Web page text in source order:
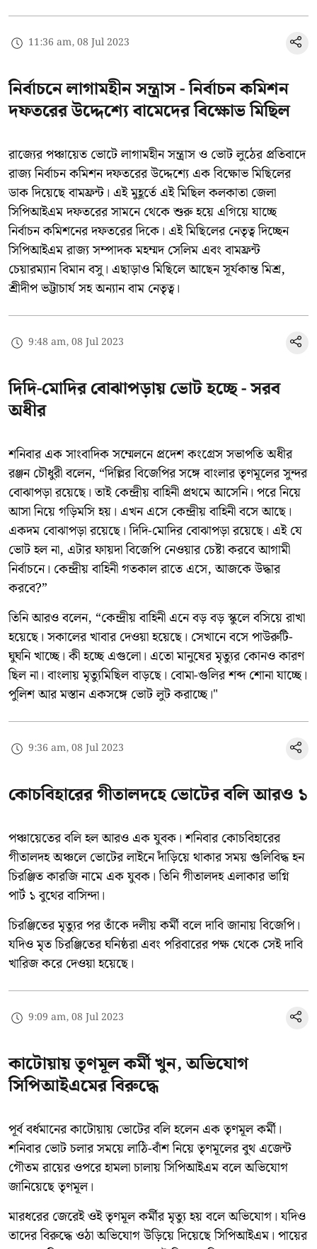
11:36 am, 08 Jul 2023
নির্বাচনে লাগামহীন সন্ত্রাস - নির্বাচন কমিশন
দফতরের উদ্দেশ্যে বামেদের বিক্ষোভ মিছিল
রাজ্যের পঞ্চায়েত ভোটে লাগামহীন সন্ত্রাস ও ভোট লুঠের প্রতিবাদে
রাজ্য নির্বাচন কমিশন দফতরের উদ্দেশ্যে এক বিক্ষোভ মিছিলের
ডাক দিয়েছে বামফ্রন্ট। এই মুহূর্তে এই মিছিল কলকাতা জেলা
সিপিআইএম দফতরের সামনে থেকে শুরু হয়ে এগিয়ে যাচ্ছে
নির্বাচন কমিশনের দফতরের দিকে। এই মিছিলের নেতৃত্ব দিচ্ছেন
সিপিআইএম রাজ্য সম্পাদক মহম্মদ সেলিম এবং বামফ্রন্ট
চেয়ারম্যান বিমান বসু। এছাড়াও মিছিলে আছেন সূর্যকান্ত মিশ্র,
শ্রীদীপ ভট্টাচার্য সহ অন্যান বাম নেতৃত্ব।
9:48 am, 08 Jul 2023
দিদি-মোদির বোঝাপড়ায় ভোট হচ্ছে - সরব
অধীর
শনিবার এক সাংবাদিক সম্মেলনে প্রদেশ কংগ্রেস সভাপতি অধীর
রঞ্জন চৌধুরী বলেন, “দিল্লির বিজেপির সঙ্গে বাংলার তৃণমূলের সুন্দর
বোঝাপড়া রয়েছে। তাই কেন্দ্রীয় বাহিনী প্রথমে আসেনি। পরে নিয়ে
আসা নিয়ে গড়িমসি হয়। এখন এসে কেন্দ্রীয় বাহিনী বসে আছে।
একদম বোঝাপড়া রয়েছে। দিদি-মোদির বোঝাপড়া রয়েছে। এই যে
ভোট হল না, এটার ফায়দা বিজেপি নেওয়ার চেষ্টা করবে আগামী
নির্বাচনে। কেন্দ্রীয় বাহিনী গতকাল রাতে এসে, আজকে উদ্ধার
করবে?”
তিনি আরও বলেন, “কেন্দ্রীয় বাহিনী এনে বড় বড় স্কুলে বসিয়ে রাখা
হয়েছে। সকালের খাবার দেওয়া হয়েছে। সেখানে বসে পাউরুটি-
ঘুঘনি খাচ্ছে। কী হচ্ছে এগুলো। এতো মানুষের মৃত্যুর কোনও কারণ
ছিল না। বাংলায় মৃত্যুমিছিল বাড়ছে। বোমা-গুলির শব্দ শোনা যাচ্ছে।
পুলিশ আর মস্তান একসঙ্গে ভোট লুট করাচ্ছে।"
9:36 am, 08 Jul 2023
কোচবিহারের গীতালদহে ভোটের বলি আরও ১
পঞ্চায়েতের বলি হল আরও এক যুবক। শনিবার কোচবিহারের
গীতালদহ অঞ্চলে ভোটের লাইনে দাঁড়িয়ে থাকার সময় গুলিবিদ্ধ হন
চিরঞ্জিত কারজি নামে এক যুবক। তিনি গীতালদহ এলাকার ভাগ্নি
পার্ট ১ বুথের বাসিন্দা।
চিরঞ্জিতের মৃত্যুর পর তাঁকে দলীয় কর্মী বলে দাবি জানায় বিজেপি।
যদিও মৃত চিরঞ্জিতের ঘনিষ্ঠরা এবং পরিবারের পক্ষ থেকে সেই দাবি
খারিজ করে দেওয়া হয়েছে।
9:09 am, 08 Jul 2023
কাটোয়ায় তৃণমূল কর্মী খুন, অভিযোগ
সিপিআইএমের বিরুদ্ধে
পূর্ব বর্ধমানের কাটোয়ায় ভোটের বলি হলেন এক তৃণমূল কর্মী।
শনিবার ভোট চলার সময়ে লাঠি-বাঁশ নিয়ে তৃণমূলের বুথ এজেন্ট
গৌতম রায়ের ওপরে হামলা চালায় সিপিআইএম বলে অভিযোগ
জানিয়েছে তৃণমূল।
মারধরের জেরেই ওই তৃণমূল কর্মীর মৃত্যু হয় বলে অভিযোগ। যদিও
তাদের বিরুদ্ধে ওঠা অভিযোগ উড়িয়ে দিয়েছে সিপিআইএম। পায়ের